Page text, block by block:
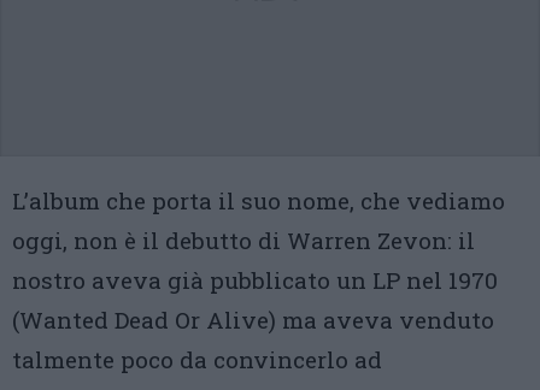
L’album che porta il suo nome, che vediamo
oggi, non è il debutto di Warren Zevon: il
nostro aveva già pubblicato un LP nel 1970
(Wanted Dead Or Alive) ma aveva venduto
talmente poco da convincerlo ad